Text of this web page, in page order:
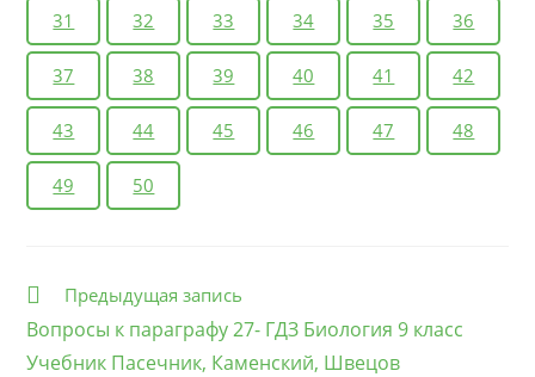
1. Что такое эволюция?
2. В чём состоят основные положения
эволюционного учения Ч. Дарвина?
Задания
1. Понаблюдайте за двумя особями животных и/или
растений, которые относятся к одному виду.
Составьте списки различий.
об эволюции органического мира.
Подумайте
31 32 33 34 35 36
37 38 39 40 41 42
43 44 45 46 47 48
49 50
Еще
Предыдущая запись
Вопросы к параграфу 27- ГДЗ Биология 9 класс
Учебник Пасечник, Каменский, Швецов